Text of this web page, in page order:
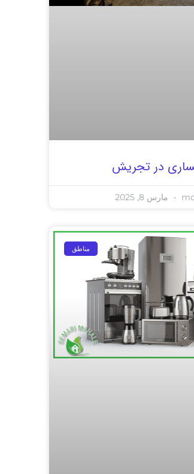
در تجریش
مارس 8, 2025
مناطق